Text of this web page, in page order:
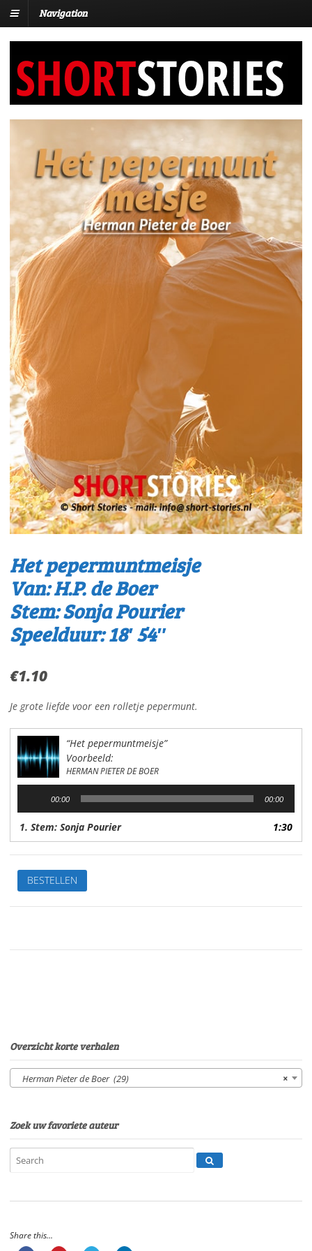
Navigation
Het pepermuntmeisje
Van: H.P. de Boer
Stem: Sonja Pourier
Speelduur: 18′ 54″
€1.10
Je grote liefde voor een rolletje pepermunt.
“Het pepermuntmeisje”
Voorbeeld:
HERMAN PIETER DE BOER
00:00 00:00
1. Stem: Sonja Pourier 1:30
Het
pepermuntmeisjeVan:
H.P.
Sonja
BESTELLEN
Overzicht korte verhalen
×
Herman Pieter de Boer (29)
Zoek uw favoriete auteur
Share this...